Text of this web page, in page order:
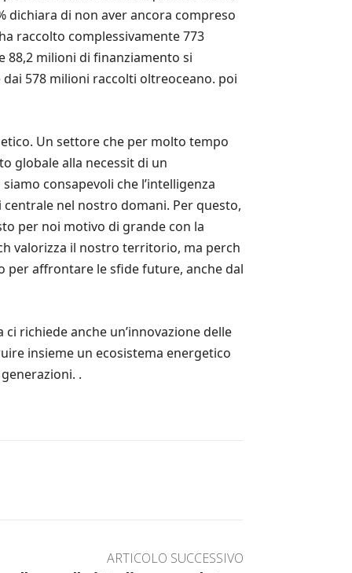
dichiara di non aver ancora compreso
raccolto complessivamente 773
88,2 milioni di finanziamento si
578 milioni raccolti oltreoceano. poi
Un settore che per molto tempo
globale alla necessit di un
consapevoli che l’intelligenza
nel nostro domani. Per questo,
per noi motivo di grande con la
valorizza il nostro territorio, ma perch
per affrontare le sfide future, anche dal
richiede anche un’innovazione delle
insieme un ecosistema energetico
.
ARTICOLO SUCCESSIVO